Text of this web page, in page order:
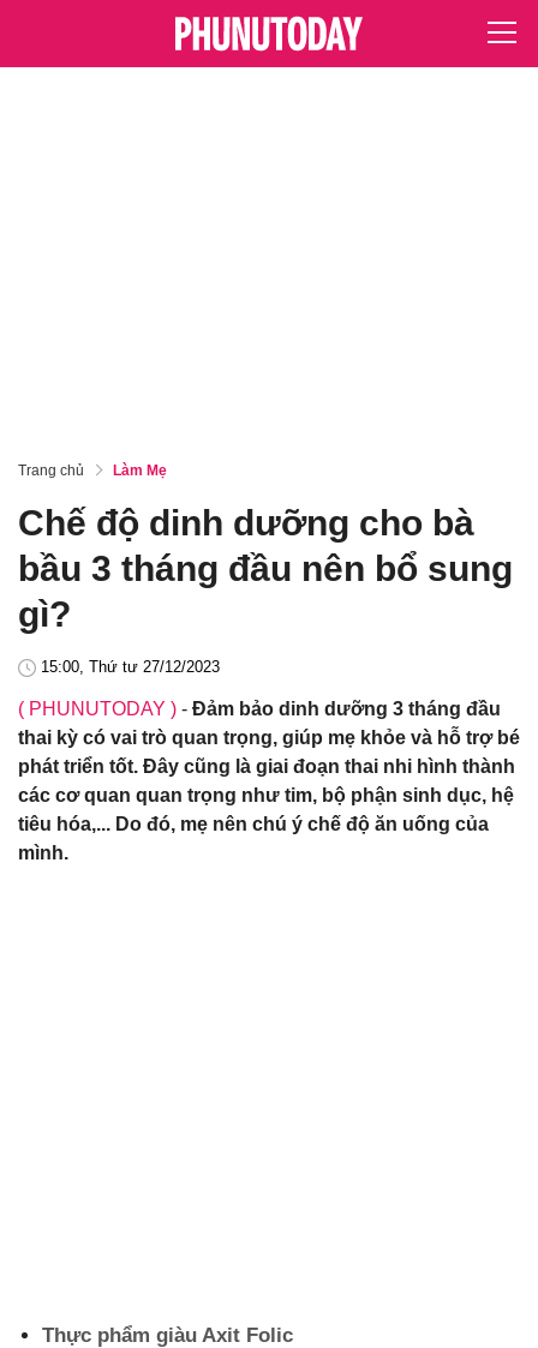
Trang chủ Làm Mẹ
Chế độ dinh dưỡng cho bà
bầu 3 tháng đầu nên bổ sung
gì?
15:00, Thứ tư 27/12/2023
( PHUNUTODAY ) - Đảm bảo dinh dưỡng 3 tháng đầu
thai kỳ có vai trò quan trọng, giúp mẹ khỏe và hỗ trợ bé
phát triển tốt. Đây cũng là giai đoạn thai nhi hình thành
các cơ quan quan trọng như tim, bộ phận sinh dục, hệ
tiêu hóa,... Do đó, mẹ nên chú ý chế độ ăn uống của
mình.
Thực phẩm giàu Axit Folic